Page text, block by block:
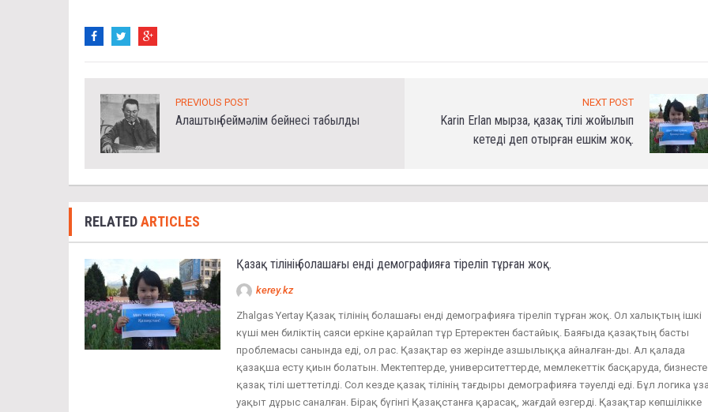
PREVIOUS POST
Алаштың беймәлім бейнесі табылды
NEXT POST
Karin Erlan мырза, қазақ тілі жойылып
кетеді деп отырған ешкім жоқ.
RELATEDARTICLES
Қазақ тілінің болашағы енді демографияға тіреліп тұрған жоқ.
kerey.kz
Zhalgas Yertay Қазақ тілінің болашағы енді демографияға тіреліп тұрған жоқ. Ол халықтың ішкі
күші мен биліктің саяси еркіне қарайлап тұр Ертеректен бастайық. Баяғыда қазақтың басты
проблемасы санында еді, ол рас. Қазақтар өз жерінде азшылыққа айналған-ды. Ал қалада
қазақша есту қиын болатын. Мектептерде, университеттерде, мемлекеттік басқаруда, бизнесте
қазақ тілі шеттетілді. Сол кезде қазақ тілінің тағдыры демографияға тәуелді еді. Бұл логика
уақыт дұрыс саналған. Бірақ бүгінгі Қазақстанға қарасақ, жағдай өзгерді. Қазақтар көпшілікке